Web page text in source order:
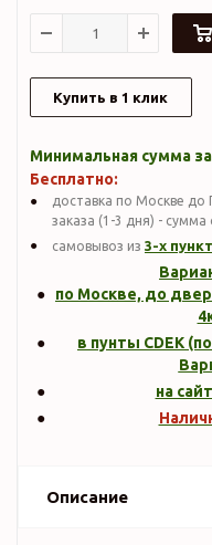
Купить в 1 клик
Минимальная сумма
Бесплатно:
доставка по Москве до
заказа (1-3 дня) - сумма
самовывоз из 3-х
по Москве, до
в пунты CDEK
на
Описание